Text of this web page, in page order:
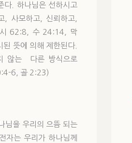
다. 하나님은 선하시고
사모하고, 신뢰하고,
62:8, 수 24:14, 막
뜻에 의해 제한된다.
않는 다른 방식으로
6, 골 2:23)
님을 우리의 으뜸 되는
자는 우리가 하나님께